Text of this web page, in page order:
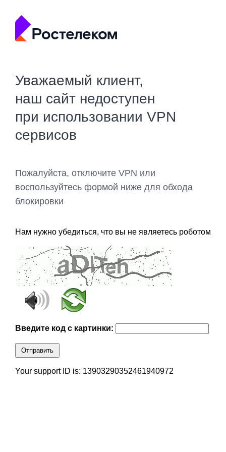
Уважаемый клиент,
наш сайт недоступен
при использовании VPN
сервисов
Пожалуйста, отключите VPN или
воспользуйтесь формой ниже для обхода
блокировки
Нам нужно убедиться, что вы не являетесь роботом
Введите код с картинки:
Отправить
Your support ID is: 13903290352461940972